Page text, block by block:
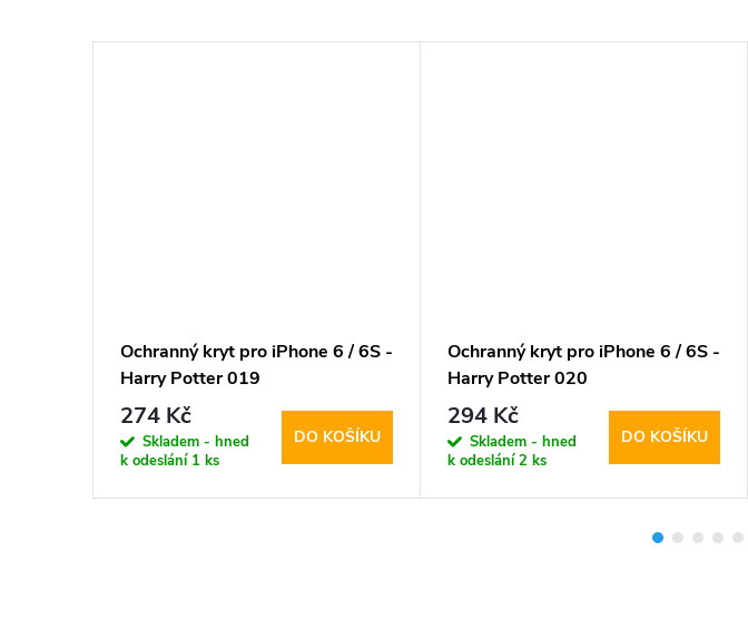
Ochranný kryt pro iPhone 6 / 6S -
Harry Potter 019
274 Kč
Skladem - hned
k odeslání 1 ks
DO KOŠÍKU
Ochranný kryt pro iPhone 6 / 6S -
Harry Potter 020
294 Kč
Skladem - hned
k odeslání2 ks
DO KOŠÍKU